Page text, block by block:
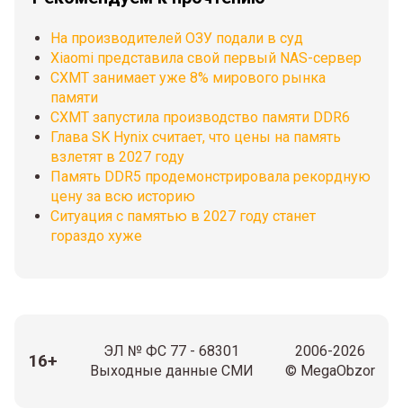
На производителей ОЗУ подали в суд
Xiaomi представила свой первый NAS-сервер
CXMT занимает уже 8% мирового рынка
памяти
CXMT запустила производство памяти DDR6
Глава SK Hynix считает, что цены на память
взлетят в 2027 году
Память DDR5 продемонстрировала рекордную
цену за всю историю
Ситуация с памятью в 2027 году станет
гораздо хуже
16+
ЭЛ № ФС 77 - 68301
Выходные данные СМИ
2006-2026
© MegaObzor